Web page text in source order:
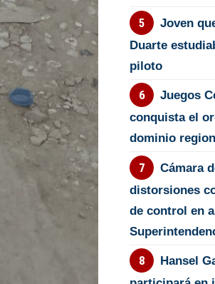
Joven
Duarte
piloto
Juegos
conquista el
dominio
Cámara
distorsiones
de control en
Hansel